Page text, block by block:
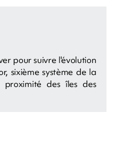
pour suivre l'évolution
sixième système de la
des îles des